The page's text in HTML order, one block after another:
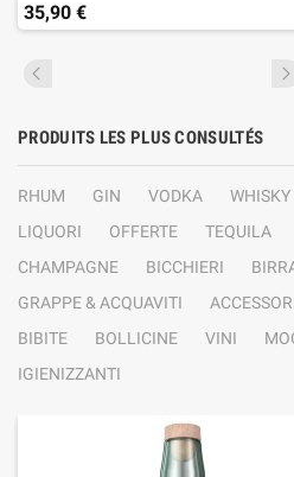
35,90 €
PRODUITS LES PLUS CONSULTÉS
RHUM GIN VODKA WHISKY
LIQUORI
OFFERTE TEQUILA
CHAMPAGNE
BICCHIERI
GRAPPE & ACQUAVITI
BIBITE
BOLLICINE VINI
IGIENIZZANTI